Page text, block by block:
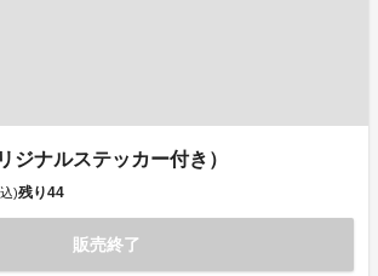
ジナルステッカー付き）
)残り44
販売終了